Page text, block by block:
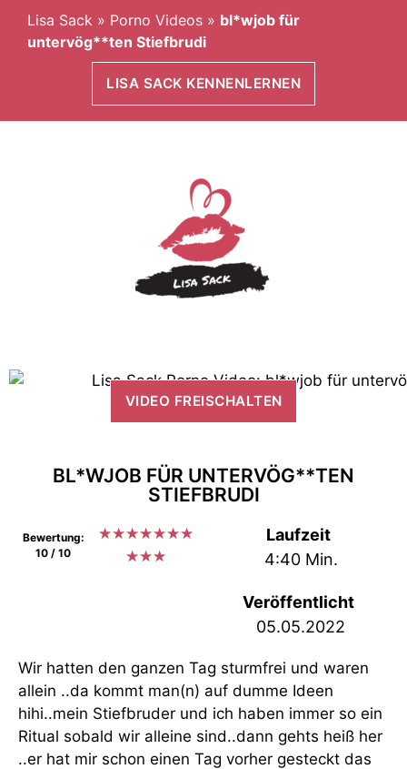
Lisa Sack » Porno Videos » bl*wjob für
untervög**ten Stiefbrudi
LISA SACK KENNENLERNEN
VIDEO FREISCHALTEN
BL*WJOB FÜR UNTERVÖG**TEN
STIEFBRUDI
Bewertung:
10 / 10
★★★★★★★
★★★
Laufzeit
4:40 Min.
Veröffentlicht
05.05.2022
Wir hatten den ganzen Tag sturmfrei und waren
allein ..da kommt man(n) auf dumme Ideen
hihi..mein Stiefbruder und ich haben immer so ein
Ritual sobald wir alleine sind..dann gehts heiß her
..er hat mir schon einen Tag vorher gesteckt das